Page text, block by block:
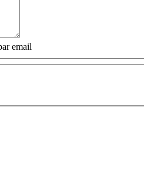
email